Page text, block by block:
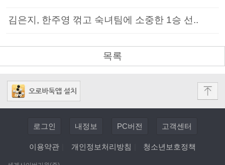
김은지, 한주영 꺾고 숙녀팀에 소중한 1승 선..
목록
로그인 내정보 PC버전 고객센터
이용약관 개인정보처리방침 청소년보호정책